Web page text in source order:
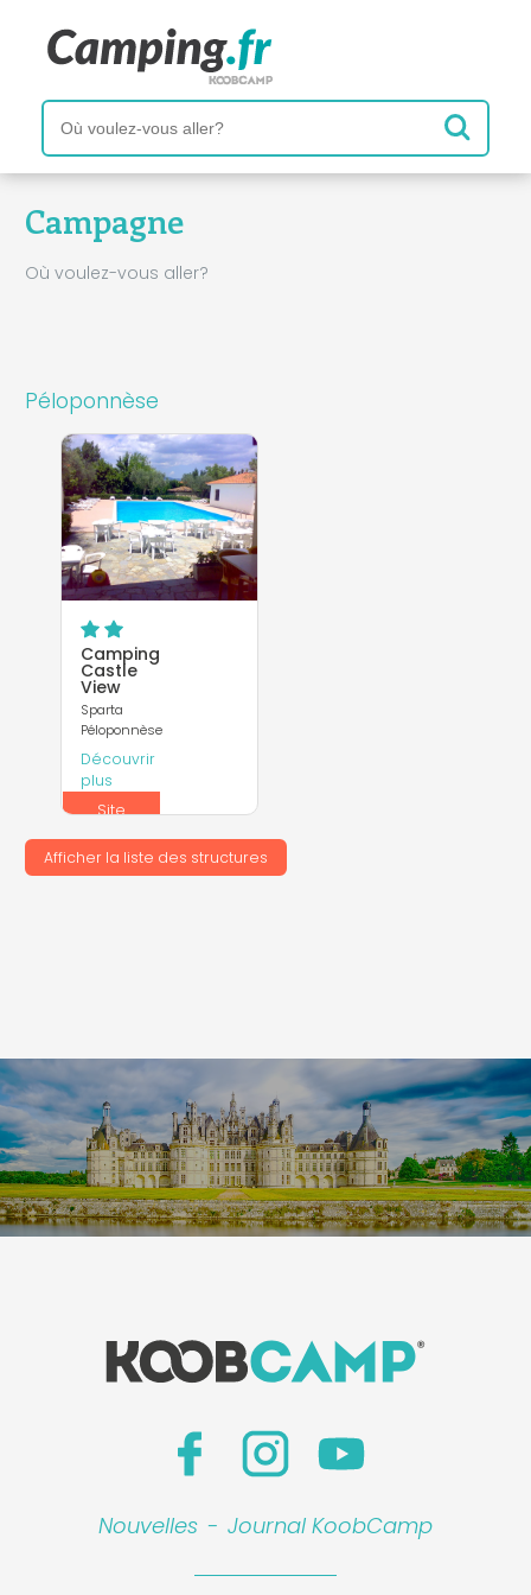
Campagne
Où voulez-vous aller?
Péloponnèse
Camping
Castle
View
Sparta
Péloponnèse
Découvrir
plus
Site
Afficher la liste des structures
Nouvelles - Journal KoobCamp